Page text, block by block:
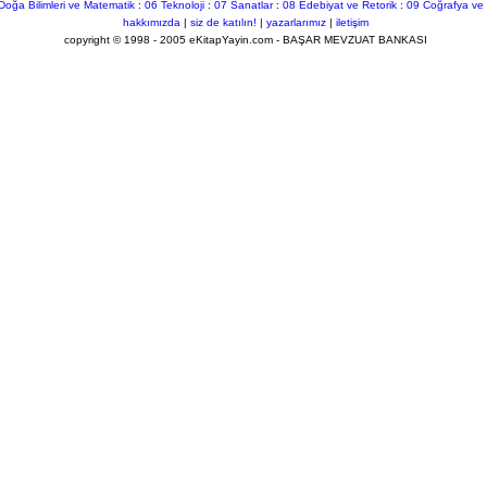
Bilimleri ve Matematik: 06 Teknoloji: 07 Sanatlar: 08 Edebiyat ve Retorik: 09 Coğrafya ve
hakkımızda | siz de katılın! | yazarlarımız | iletişim
copyright © 1998 - 2005 eKitapYayin.com - BAŞAR MEVZUAT BANKASI